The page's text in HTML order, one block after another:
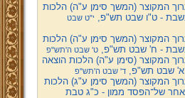
המקוצר (המשך סימן ע"ה) הלכות
- ט"ו שבט תש"פ, י"ט שבט
המקוצר (המשך סימן ע"ה) הלכות
בשבת - ח' שבט תש"פ,ט' שבט ה'תש"פ
המקוצר (סימן ע"ה) הלכות הוצאה
א' שבט תש"פ,ד' שבט ה'תש"פ
המקוצר (המשך סימן ע"ג) הלכות
של־הפסד ממון - כ"ג טבת